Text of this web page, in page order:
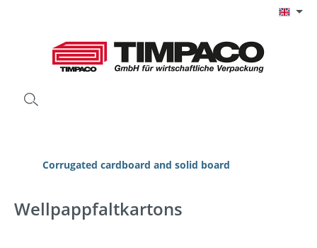
Corrugated cardboard and solid board
Wellpappfaltkartons